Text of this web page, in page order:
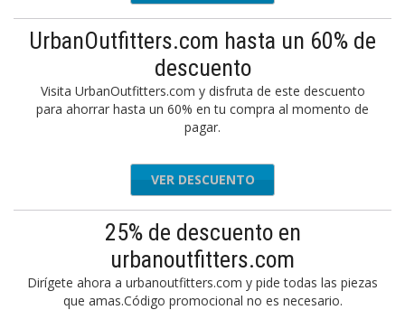
UrbanOutfitters.com hasta un 60% de
descuento
Visita UrbanOutfitters.com y disfruta de este descuento
para ahorrar hasta un 60% en tu compra al momento de
pagar.
VER DESCUENTO
25% de descuento en
urbanoutfitters.com
Dirígete ahora a urbanoutfitters.com y pide todas las piezas
que amas.Código promocional no es necesario.